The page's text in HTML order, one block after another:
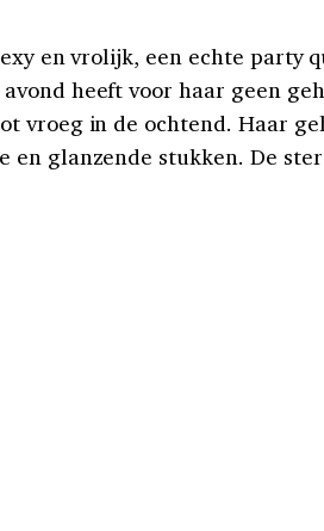
en vrolijk, een echte party
heeft voor haar geen
vroeg in de ochtend. Haar
en glanzende stukken. De